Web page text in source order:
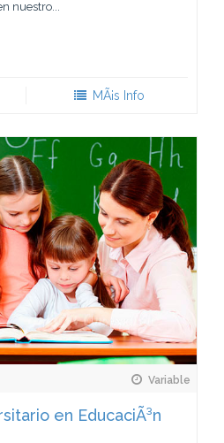
nuestro...
MÃ¡s Info
Variable
en EducaciÃ³n